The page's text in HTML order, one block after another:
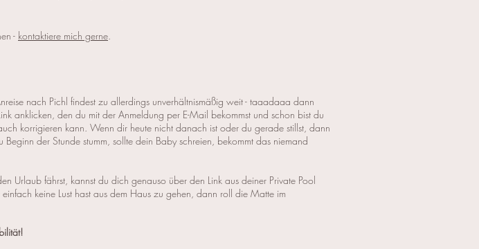
- kontaktiere mich gerne.
nach Pichl findest zu allerdings unverhältnismäßig weit - taaadaaa dann
anklicken, den du mit der Anmeldung per E-Mail bekommst und schon bist du
korrigieren kann. Wenn dir heute nicht danach ist oder du gerade stillst, dann
der Stunde stumm, sollte dein Baby schreien, bekommt das niemand
Urlaub fährst, kannst du dich genauso über den Link aus deiner Private Pool
keine Lust hast aus dem Haus zu gehen, dann roll die Matte im